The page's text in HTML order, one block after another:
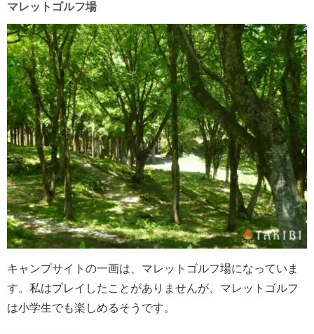
マレットゴルフ場
キャンプサイトの一画は、マレットゴルフ場になっていま
す。私はプレイしたことがありませんが、マレットゴルフ
は小学生でも楽しめるそうです。